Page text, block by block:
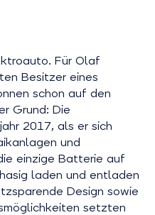
Für Olaf
Besitzer eines
schon auf den
Grund: Die
2017, als er sich
und
einzige Batterie auf
laden und entladen
Design sowie
setzten